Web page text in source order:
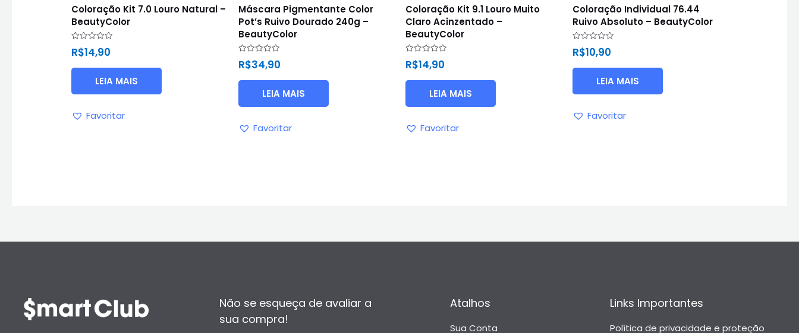
Coloração Kit 7.0 Louro Natural –
BeautyColor
Avaliação
0
5
R$14,90
LEIA MAIS
Favoritar
Máscara Pigmentante Color
Pot’s Ruivo Dourado 240g –
BeautyColor
Avaliação
0
5
R$34,90
LEIA MAIS
Favoritar
Coloração Kit 9.1 Louro Muito
Claro Acinzentado –
BeautyColor
Avaliação
0
5
R$14,90
LEIA MAIS
Favoritar
Coloração Individual 76.44
Ruivo Absoluto – BeautyColor
Avaliação
0
5
R$10,90
LEIA MAIS
Favoritar
Não se esqueça de avaliar a
sua compra!
Atalhos
Sua Conta
Links Importantes
Política de privacidade e proteção